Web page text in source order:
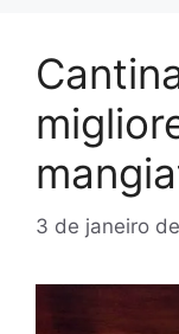
3 de janeiro